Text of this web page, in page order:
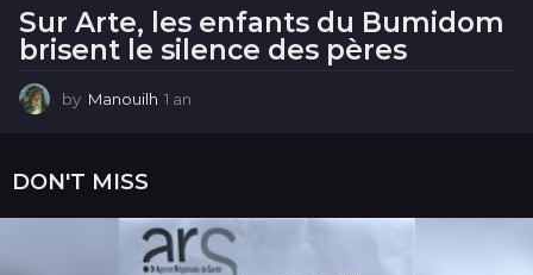
Sur Arte, les enfants du Bumidom
brisent le silence des pères
by Manouilh 1 an
DON'T MISS